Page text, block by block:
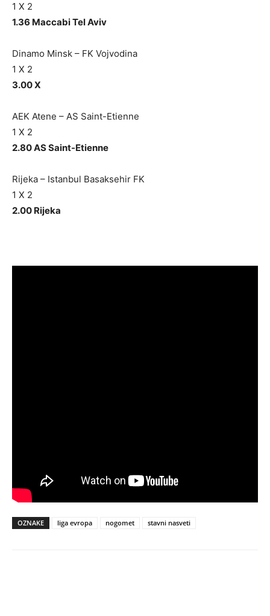
1 X 2
1.36 Maccabi Tel Aviv
Dinamo Minsk – FK Vojvodina
1 X 2
3.00 X
AEK Atene – AS Saint-Etienne
1 X 2
2.80 AS Saint-Etienne
Rijeka – Istanbul Basaksehir FK
1 X 2
2.00 Rijeka
OZNAKE liga evropa nogomet stavni nasveti